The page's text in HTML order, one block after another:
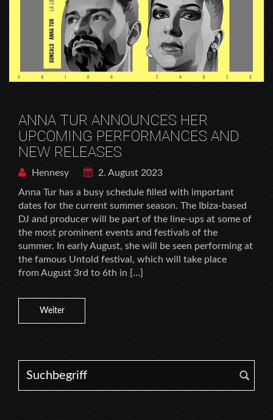
ANNA TUR ANNOUNCES HER
UPCOMING PERFORMANCES AND
NEW RELEASES
Hennesy
2. August 2023
Anna Tur has a busy schedule filled with important
dates for the current summer season. The Ibiza-based
DJ and producer will be part of the line-ups at some of
the most prominent events and festivals of the
summer. In early August, she will be seen performing at
the famous Untold festival, which will take place
from August 3rd to 6th in […]
Weiter
Search for: